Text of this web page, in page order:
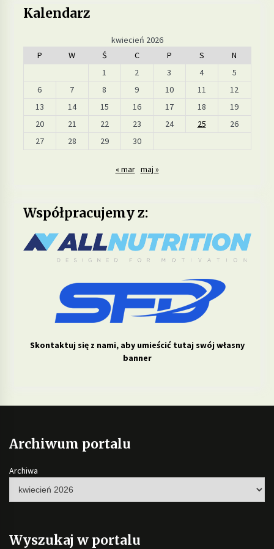
zdrowie skóry, włosów i paznokci?
12 miesięcy ago
Kalendarz
kwiecień 2026
P
W Ś C P S
N
1
2 3 4
5
6
7 8 9 10 11
12
13
14 15 16 17 18
19
20
21 22 23 24 25
26
27
28 29 30
« mar maj »
Współpracujemy z:
Skontaktuj się z nami, aby umieścić tutaj swój własny
banner
Archiwum portalu
Archiwa
Wyszukaj w portalu